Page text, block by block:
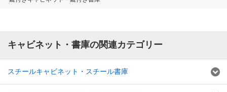
キャビネット・書庫の関連カテゴリー
スチールキャビネット・スチール書庫